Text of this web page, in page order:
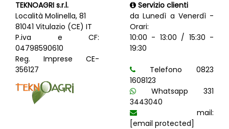
TEKNOAGRI s.r.l.
Località Molinella, 81
81041 Vitulazio (CE) IT
P.iva e CF:
04798590610
Reg. Imprese CE-
356127
Servizio clienti
da Lunedì a Venerdì -
Orari:
10:00 - 13:00 / 15:30 -
19:30
Telefono 0823
1608123
Whatsapp 331
3443040
mail:
[email protected]